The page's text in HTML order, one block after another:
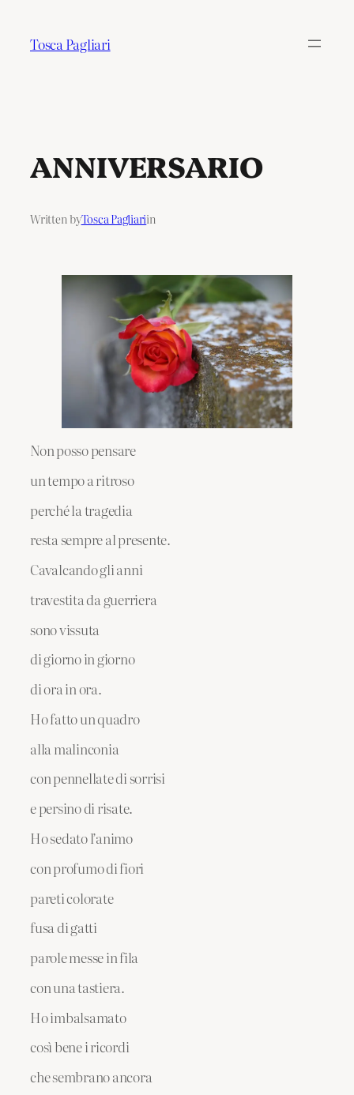
Tosca Pagliari
ANNIVERSARIO
Written byTosca Pagliariin
Non posso pensare
un tempo a ritroso
perché la tragedia
resta sempre al presente.
Cavalcando gli anni
travestita da guerriera
sono vissuta
di giorno in giorno
di ora in ora.
Ho fatto un quadro
alla malinconia
con pennellate di sorrisi
e persino di risate.
Ho sedato l’animo
con profumo di fiori
pareti colorate
fusa di gatti
parole messe in fila
con una tastiera.
Ho imbalsamato
così bene i ricordi
che sembrano ancora